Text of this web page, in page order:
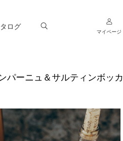
ログ
マイページ
パーニュ＆サルティンボッカ